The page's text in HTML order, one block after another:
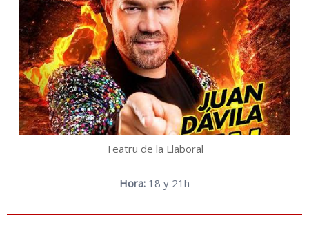
Teatru de la Llaboral
Hora: 18 y 21h